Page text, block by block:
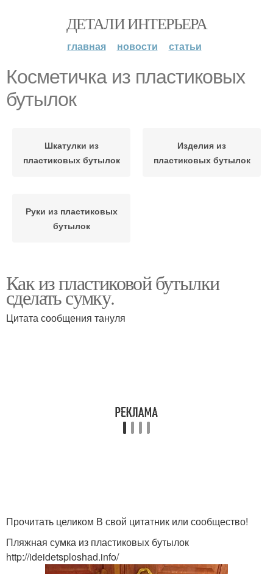
ДЕТАЛИ ИНТЕРЬЕРА
главная новости статьи
Косметичка из пластиковых
бутылок
Шкатулки из
пластиковых бутылок
Изделия из
пластиковых бутылок
Руки из пластиковых
бутылок
Как из пластиковой бутылки
сделать сумку.
Цитата сообщения тануля
Прочитать целиком В свой цитатник или сообщество!
Пляжная сумка из пластиковых бутылок
http://ideidetsploshad.info/